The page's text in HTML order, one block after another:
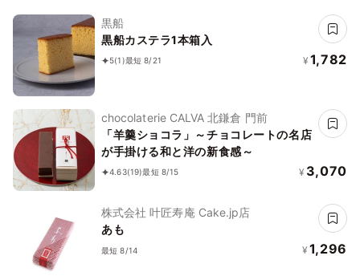
黒船
黒船カステラ1本箱入
5(1)最短 8/21 ¥ 1,782
chocolaterie CALVA 北鎌倉 門前
「羊羹ショコラ」～チョコレートの名店
が手掛ける和と洋の新食感～
4.63(19)最短 8/15 ¥ 3,070
株式会社 叶匠寿庵 Cake.jp店
あも
最短 8/14 ¥ 1,296